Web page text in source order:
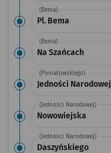
(Bema)
Pl. Bema
(Bema)
Na Szańcach
(Poniatowskiego)
Jedności Narodowej
(Jedności Narodowej)
Nowowiejska
(Jedności Narodowej)
Daszyńskiego